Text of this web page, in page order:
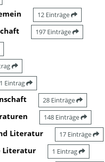
12 Einträge
197 Einträge
1 Eintrag
28 Einträge
148 Einträge
Literatur 17 Einträge
Literatur 1 Eintrag